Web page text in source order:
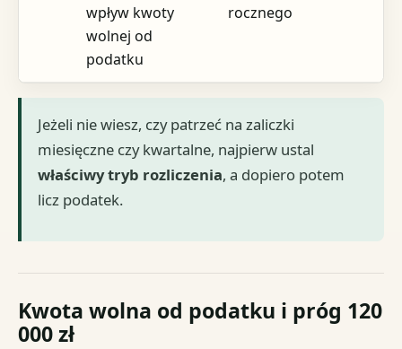
wpływ kwoty
wolnej od
podatku
rocznego
Jeżeli nie wiesz, czy patrzeć na zaliczki
miesięczne czy kwartalne, najpierw ustal
właściwy tryb rozliczenia, a dopiero potem
licz podatek.
Kwota wolna od podatku i próg 120
000 zł